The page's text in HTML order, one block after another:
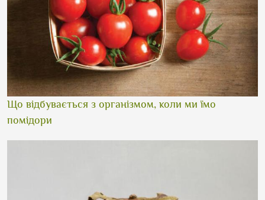
Що відбувається з організмом, коли ми їмо
помідори